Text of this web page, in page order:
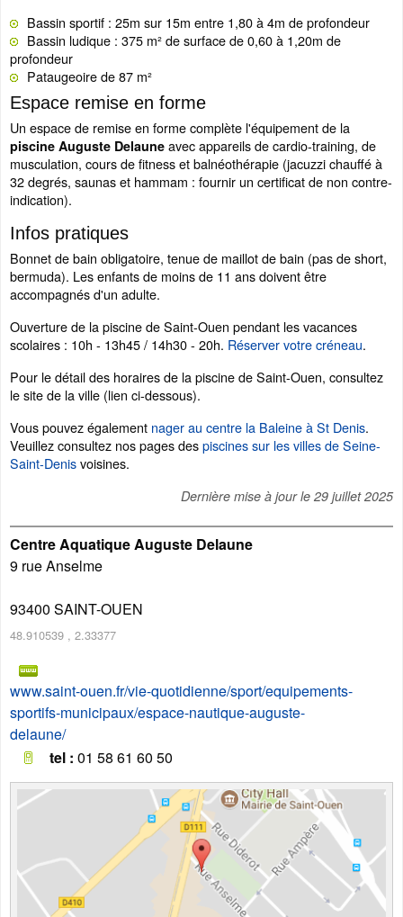
Bassin sportif : 25m sur 15m entre 1,80 à 4m de profondeur
Bassin ludique : 375 m² de surface de 0,60 à 1,20m de
profondeur
Pataugeoire de 87 m²
Espace remise en forme
Un espace de remise en forme complète l'équipement de la
piscine Auguste Delaune avec appareils de cardio-training, de
musculation, cours de fitness et balnéothérapie (jacuzzi chauffé à
32 degrés, saunas et hammam : fournir un certificat de non contre-
indication).
Infos pratiques
Bonnet de bain obligatoire, tenue de maillot de bain (pas de short,
bermuda). Les enfants de moins de 11 ans doivent être
accompagnés d'un adulte.
Ouverture de la piscine de Saint-Ouen pendant les vacances
scolaires : 10h - 13h45 / 14h30 - 20h. Réserver votre créneau.
Pour le détail des horaires de la piscine de Saint-Ouen, consultez
le site de la ville (lien ci-dessous).
Vous pouvez également nager au centre la Baleine à St Denis.
Veuillez consultez nos pages despiscines sur les villes de Seine-
Saint-Denisvoisines.
Dernière mise à jour le 29 juillet 2025
Centre Aquatique Auguste Delaune
9 rue Anselme
93400 SAINT-OUEN
48.910539 , 2.33377
www.saint-ouen.fr/vie-quotidienne/sport/equipements-
sportifs-municipaux/espace-nautique-auguste-
delaune/
tel : 01 58 61 60 50